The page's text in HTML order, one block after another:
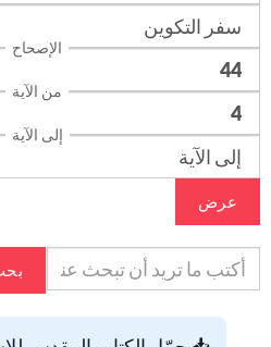
الإصحاح
من الآية
إلى الآية
عرض